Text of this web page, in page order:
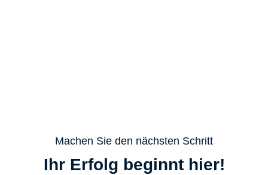
Machen Sie den nächsten Schritt
Ihr Erfolg beginnt hier!